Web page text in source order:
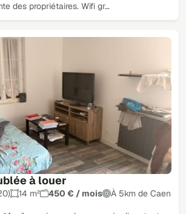
des propriétaires. Wifi gr…
à louer
14 m² 450 € / mois À 5km de Caen